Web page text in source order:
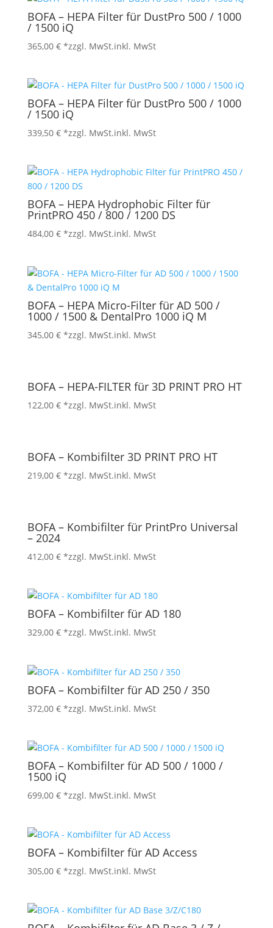
BOFA – HEPA Filter für DustPro 500 / 1000
/ 1500 iQ
365,00 € *zzgl. MwSt.inkl. MwSt
BOFA – HEPA Filter für DustPro 500 / 1000
/ 1500 iQ
339,50 € *zzgl. MwSt.inkl. MwSt
BOFA – HEPA Hydrophobic Filter für
PrintPRO 450 / 800 / 1200 DS
484,00 € *zzgl. MwSt.inkl. MwSt
BOFA – HEPA Micro-Filter für AD 500 /
1000 / 1500 & DentalPro 1000 iQ M
345,00 € *zzgl. MwSt.inkl. MwSt
BOFA – HEPA-FILTER für 3D PRINT PRO HT
122,00 € *zzgl. MwSt.inkl. MwSt
BOFA – Kombifilter 3D PRINT PRO HT
219,00 € *zzgl. MwSt.inkl. MwSt
BOFA – Kombifilter für PrintPro Universal
– 2024
412,00 € *zzgl. MwSt.inkl. MwSt
BOFA – Kombifilter für AD 180
329,00 € *zzgl. MwSt.inkl. MwSt
BOFA – Kombifilter für AD 250 / 350
372,00 € *zzgl. MwSt.inkl. MwSt
BOFA – Kombifilter für AD 500 / 1000 /
1500 iQ
699,00 € *zzgl. MwSt.inkl. MwSt
BOFA – Kombifilter für AD Access
305,00 € *zzgl. MwSt.inkl. MwSt